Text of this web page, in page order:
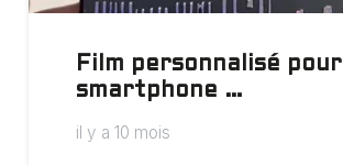
Film personnalisé pour
smartphone …
il y a 10 mois